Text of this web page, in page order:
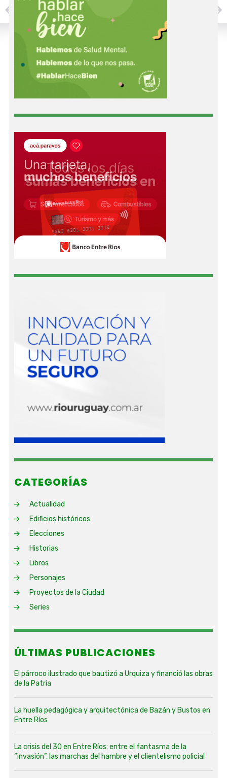
CATEGORÍAS
Actualidad
Edificios históricos
Elecciones
Historias
Libros
Personajes
Proyectos de la Ciudad
Series
ÚLTIMAS PUBLICACIONES
El párroco ilustrado que bautizó a Urquiza y financió las obras
de la Patria
La huella pedagógica y arquitectónica de Bazán y Bustos en
Entre Ríos
La crisis del 30 en Entre Ríos: entre el fantasma de la
“invasión”, las marchas del hambre y el clientelismo policial